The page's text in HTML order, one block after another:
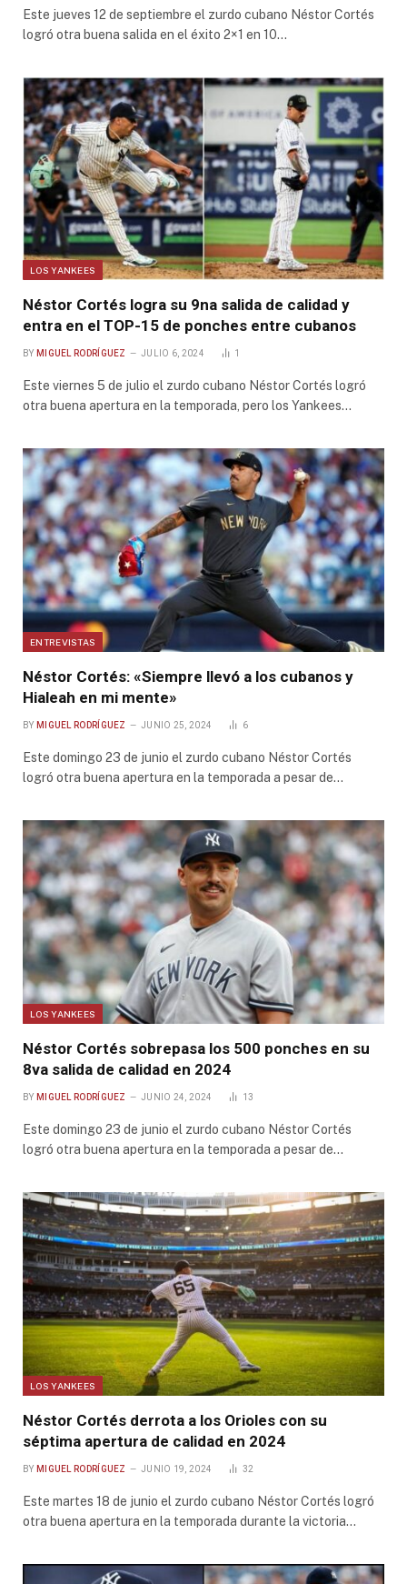
Este jueves 12 de septiembre el zurdo cubano Néstor Cortés
logró otra buena salida en el éxito 2×1 en 10…
LOS YANKEES
Néstor Cortés logra su 9na salida de calidad y
entra en el TOP-15 de ponches entre cubanos
BY MIGUEL RODRÍGUEZ JULIO 6, 2024 1
Este viernes 5 de julio el zurdo cubano Néstor Cortés logró
otra buena apertura en la temporada, pero los Yankees…
ENTREVISTAS
Néstor Cortés: «Siempre llevó a los cubanos y
Hialeah en mi mente»
BY MIGUEL RODRÍGUEZ JUNIO 25, 2024 6
Este domingo 23 de junio el zurdo cubano Néstor Cortés
logró otra buena apertura en la temporada a pesar de…
LOS YANKEES
Néstor Cortés sobrepasa los 500 ponches en su
8va salida de calidad en 2024
BY MIGUEL RODRÍGUEZ JUNIO 24, 2024 13
Este domingo 23 de junio el zurdo cubano Néstor Cortés
logró otra buena apertura en la temporada a pesar de…
LOS YANKEES
Néstor Cortés derrota a los Orioles con su
séptima apertura de calidad en 2024
BY MIGUEL RODRÍGUEZ JUNIO 19, 2024 32
Este martes 18 de junio el zurdo cubano Néstor Cortés logró
otra buena apertura en la temporada durante la victoria…